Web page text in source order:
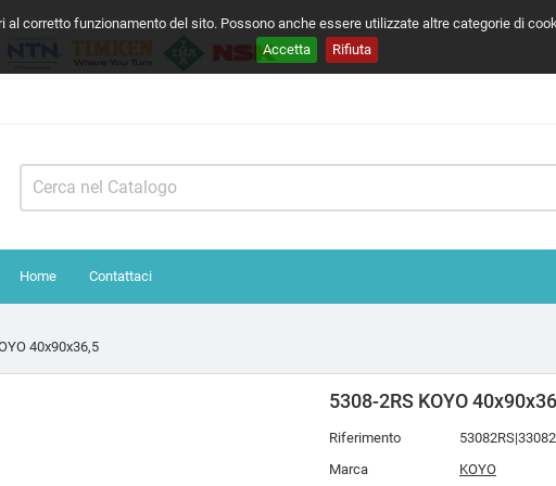
corretto funzionamento del sito. Possono anche essere utilizzate altre categorie di
Accetta
Rifiuta
Home Contattaci
40x90x36,5
5308-2RS KOYO
Riferimento
Marca
KOYO